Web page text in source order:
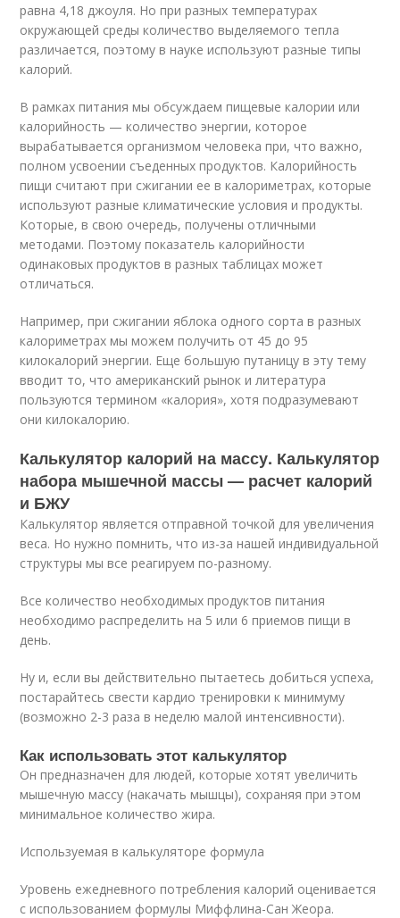
равна 4,18 джоуля. Но при разных температурах
окружающей среды количество выделяемого тепла
различается, поэтому в науке используют разные типы
калорий.
В рамках питания мы обсуждаем пищевые калории или
калорийность — количество энергии, которое
вырабатывается организмом человека при, что важно,
полном усвоении съеденных продуктов. Калорийность
пищи считают при сжигании ее в калориметрах, которые
используют разные климатические условия и продукты.
Которые, в свою очередь, получены отличными
методами. Поэтому показатель калорийности
одинаковых продуктов в разных таблицах может
отличаться.
Например, при сжигании яблока одного сорта в разных
калориметрах мы можем получить от 45 до 95
килокалорий энергии. Еще большую путаницу в эту тему
вводит то, что американский рынок и литература
пользуются термином «калория», хотя подразумевают
они килокалорию.
Калькулятор калорий на массу. Калькулятор
набора мышечной массы — расчет калорий
и БЖУ
Калькулятор является отправной точкой для увеличения
веса. Но нужно помнить, что из-за нашей индивидуальной
структуры мы все реагируем по-разному.
Все количество необходимых продуктов питания
необходимо распределить на 5 или 6 приемов пищи в
день.
Ну и, если вы действительно пытаетесь добиться успеха,
постарайтесь свести кардио тренировки к минимуму
(возможно 2-3 раза в неделю малой интенсивности).
Как использовать этот калькулятор
Он предназначен для людей, которые хотят увеличить
мышечную массу (накачать мышцы), сохраняя при этом
минимальное количество жира.
Используемая в калькуляторе формула
Уровень ежедневного потребления калорий оценивается
с использованием формулы Миффлина-Сан Жеора.